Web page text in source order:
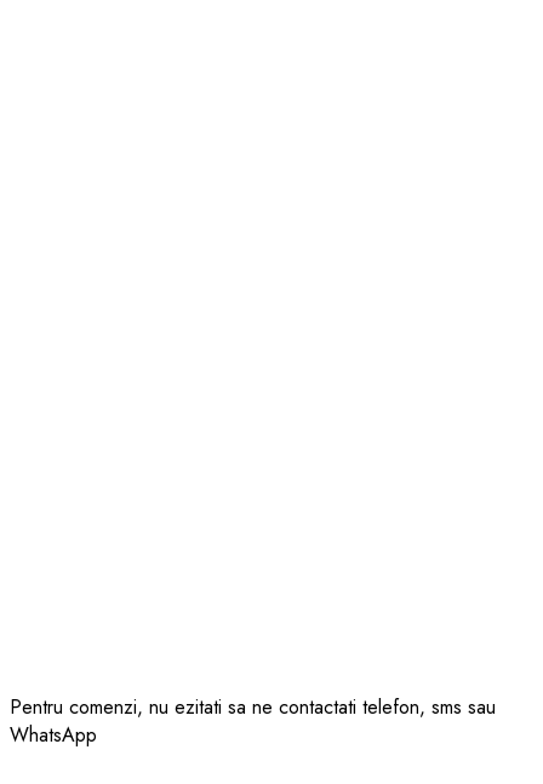
Pentru comenzi, nu ezitati sa ne contactati telefon, sms sau
WhatsApp